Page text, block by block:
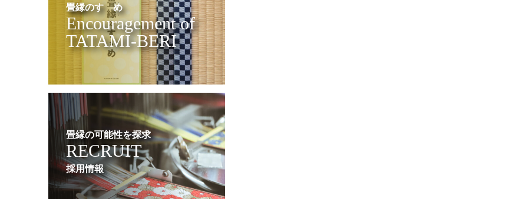
畳縁のすゝめ
Encouragement of
TATAMI-BERI
畳縁の可能性を探求
RECRUIT
採用情報